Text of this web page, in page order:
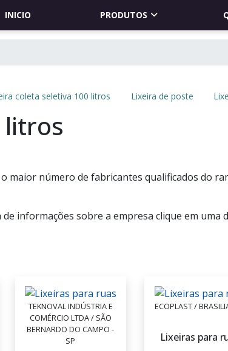
INICIO PRODUTOS
coleta seletiva 100 litros Lixeira de poste
litros
maior número de fabricantes qualificados do
informações sobre a empresa clique em uma
TEKNOVAL INDÚSTRIA E
COMÉRCIO LTDA / SÃO
BERNARDO DO CAMPO -
SP
ECOPLAST /
Lixeiras para